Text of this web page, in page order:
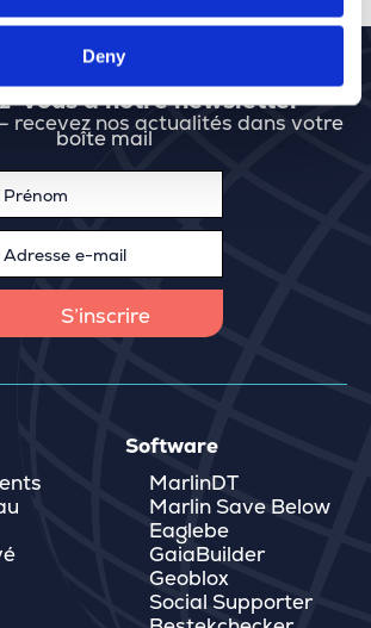
Deny
vous à notre newsletter
recevez nos actualités dans votre
boîte mail
Software
MarlinDT
Marlin Save Below
Eaglebe
GaiaBuilder
Geoblox
Social Supporter